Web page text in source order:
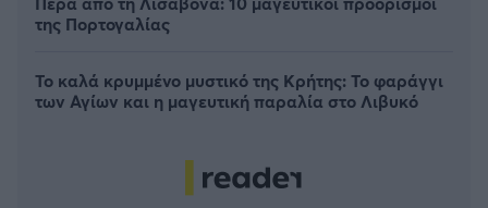
της Πορτογαλίας
Το καλά κρυμμένο μυστικό της Κρήτης: Το φαράγγι
των Αγίων και η μαγευτική παραλία στο Λιβυκό